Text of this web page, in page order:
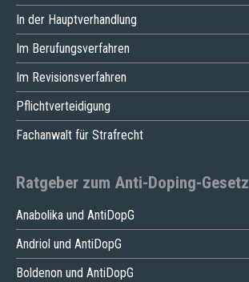
In der Hauptverhandlung
Im Berufungsverfahren
Im Revisionsverfahren
Pflichtverteidigung
Fachanwalt für Strafrecht
Ratgeber zum Anti-Doping-Gesetz
Anabolika und AntiDopG
Andriol und AntiDopG
Boldenon und AntiDopG